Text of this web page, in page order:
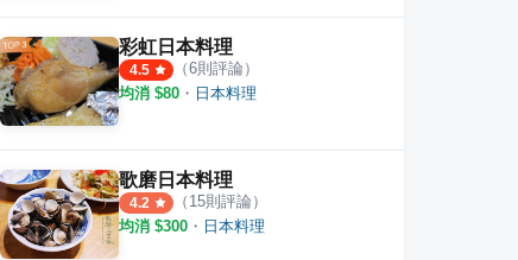
彩虹日本料理
4.5 （6則評論）
均消 $80 ・ 日本料理
歌磨日本料理
4.2 （ 15則評論）
均消 $300 ・ 日本料理